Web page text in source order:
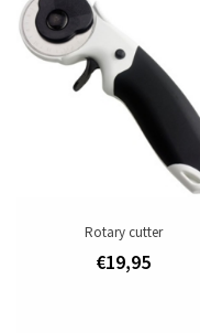
to reuse for multiple
Tags
leergereedschap sjabloon
Rotary cutter
€19,95